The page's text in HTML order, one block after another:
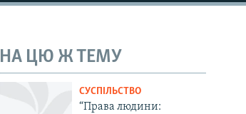
НА ЦЮ Ж ТЕМУ
СУСПІЛЬСТВО
“Права людини: